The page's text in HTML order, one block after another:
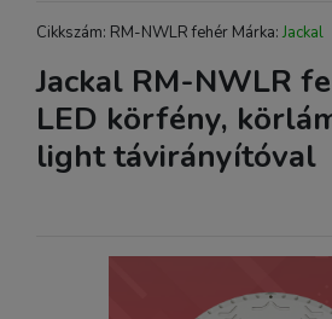
Cikkszám: RM-NWLR fehér Márka: Jackal
Jackal RM-NWLR
LED körfény,
light távirányítóval